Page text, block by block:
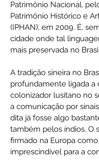
Patrimônio Nacional,
Patrimônio Histórico e
(IPHAN), em 2009. É,
cidade onde tal
mais preservada no
A tradição sineira no
profundamente ligada a
colonizador lusitano no
a comunicação por
dita já fosse algo
também pelos índios. O
firmado na Europa
imprescindível para a